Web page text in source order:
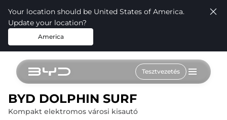
Your location should be United States of America.
Update your location?
America
Tesztvezetés
BYD DOLPHIN SURF
Kompakt elektromos városi kisautó